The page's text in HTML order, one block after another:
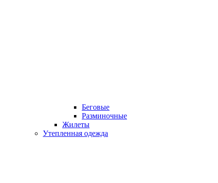
Беговые
Разминочные
Жилеты
Утепленная одежда